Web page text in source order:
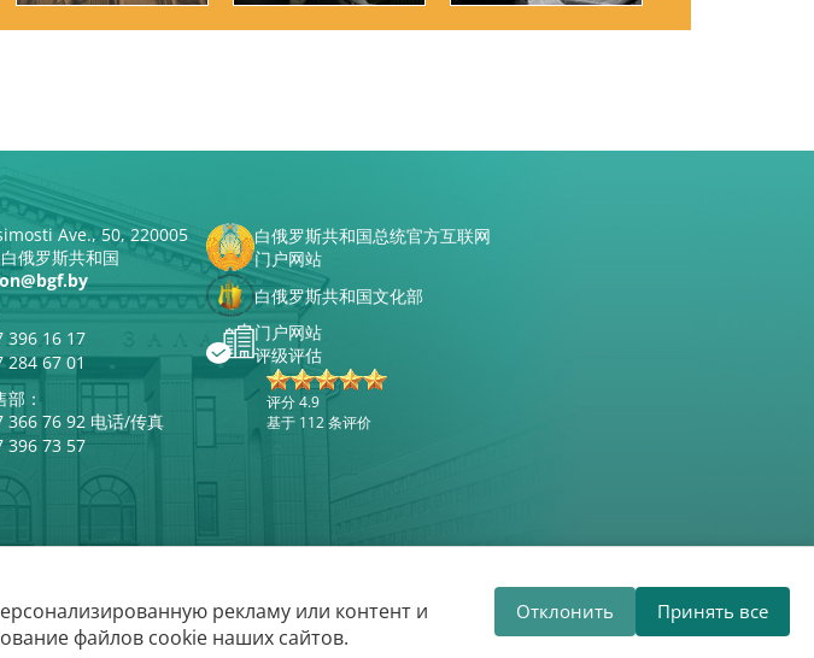
Ave., 50, 220005
俄罗斯共和国
396 16 17
284 67 01
部：
366 76 92 电话/传真
396 73 57
白俄罗斯共和国总统官方互联网
门户网站
白俄罗斯共和国文化部
门户网站
评级评估
评分 4.9
基于 112 条评价
白俄罗斯国家爱乐乐团欢迎您的到来！ 白俄罗斯国家爱乐乐
рекламу или контент и
файлов cookie наших сайтов.
Отклонить Принять все